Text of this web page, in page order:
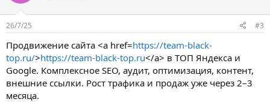
26/7/25 #3
Продвижение сайта <a href=https://team-black-
top.ru/>https://team-black-top.ru</a> в ТОП Яндекса и
Google. Комплексное SEO, аудит, оптимизация, контент,
внешние ссылки. Рост трафика и продаж уже через 2–3
месяца.